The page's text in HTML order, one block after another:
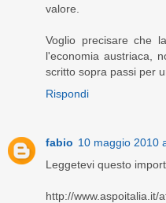
valore.
Voglio precisare che
l'economia austriaca,
scritto sopra passi per
Rispondi
fabio 10 maggio 2010
Leggetevi questo
http://www.aspoitalia.it/